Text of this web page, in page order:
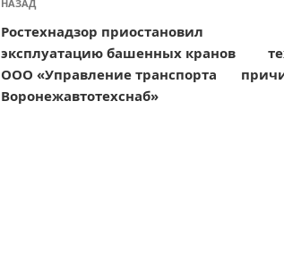
записям
Предыдущая
запись:
НАЗАД
Ростехнадзор приостановил
эксплуатацию башенных кранов
ООО «Управление транспорта
Воронежавтотехснаб»